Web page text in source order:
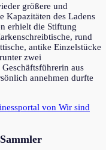
größere und
Kapazitäten des Ladens
erhielt die Stiftung
rund
antike Einzelstücke
zwei
aus
annehmen durfte
von Wir sind